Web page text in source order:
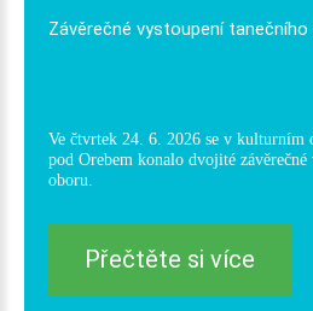
Závěrečné vystoupení tanečního
Ve čtvrtek 24. 6. 2026 se v kulturním
pod Orebem konalo dvojité
oboru.
Přečtěte si více